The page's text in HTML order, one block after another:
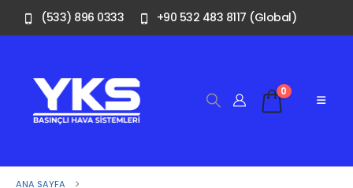
(533) 896 0333 +90 532 483 8117 (Global)
0
ANA SAYFA